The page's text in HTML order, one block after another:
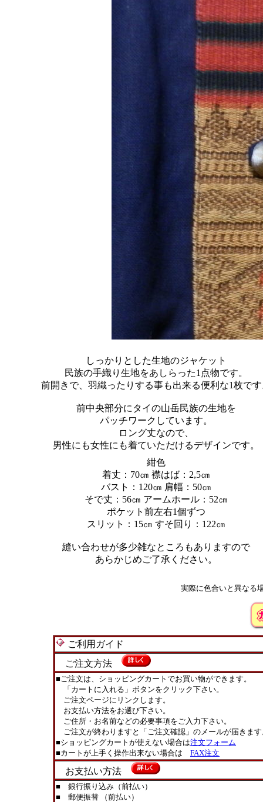
しっかりとした生地のジャケット
民族の手織り生地をあしらった1点物です。
前開きで、羽織ったりする事も出来る便利な1枚で
前中央部分にタイの山岳民族の生地を
パッチワークしています。
ロング丈なので、
男性にも女性にも着ていただけるデザインです。
紺色
着丈：70㎝ 襟はば：2,5㎝
バスト：120㎝ 肩幅：50㎝
そで丈：56㎝ アームホール：52㎝
ポケット前左右1個ずつ
スリット：15㎝ すそ回り：122㎝
縫い合わせが多少雑なところもありますので
あらかじめご了承ください。
実際に色合いと異なる
ご利用ガイド
ご注文方法
■ご注文は、ショッピングカートでお買い物ができます。
「カートに入れる」ボタンをクリック下さい。
ご注文ページにリンクします。
お支払い方法をお選び下さい。
ご住所・お名前などの必要事項をご入力下さい。
ご注文が終わりますと「ご注文確認」のメールが届きま
■ショッピングカートが使えない場合は注文フォーム
■カートが上手く操作出来ない場合は FAX注文
お支払い方法
■ 銀行振り込み（前払い）
■ 郵便振替 （前払い）